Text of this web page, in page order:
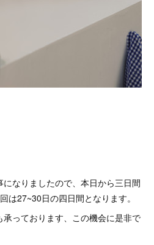
なりましたので、本日から三日間
は27~30日の四日間となります。
っております、この機会に是非で